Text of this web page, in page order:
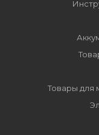
Товары для